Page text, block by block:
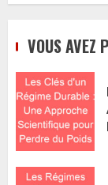
VOUS AVEZ